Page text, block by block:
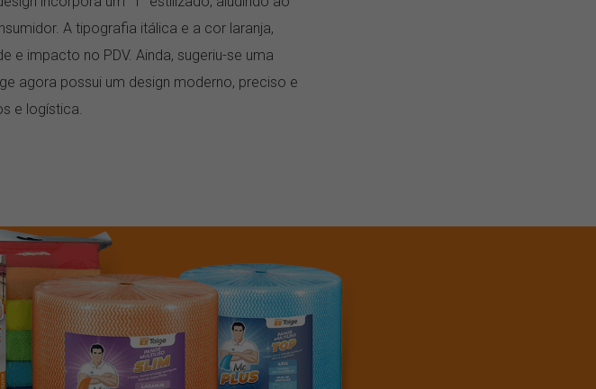
A tipografia itálica e a cor laranja,
e impacto no PDV. Ainda, sugeriu-se uma
agora possui um design moderno, preciso e
e logística.